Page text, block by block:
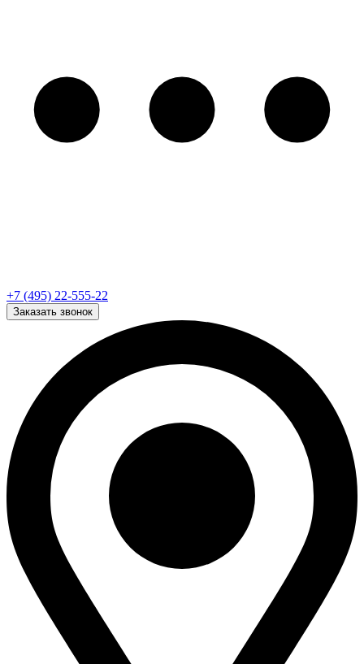
+7 (495) 22-555-22
Заказать звонок